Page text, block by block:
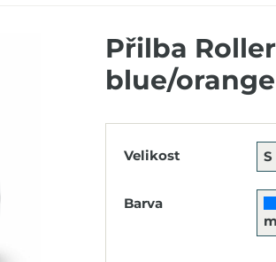
Přilba
blue/orange
Velikost S
Barva